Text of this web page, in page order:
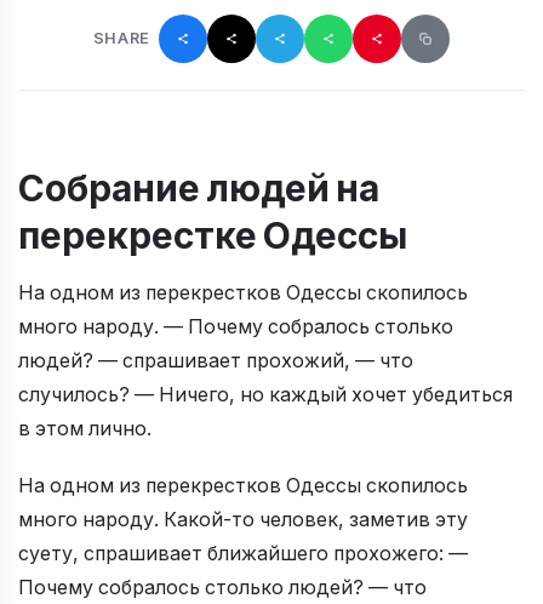
SHARE
Собрание людей на
перекрестке Одессы
На одном из перекрестков Одессы скопилось
много народу. — Почему собралось столько
людей? — спрашивает прохожий, — что
случилось? — Ничего, но каждый хочет убедиться
в этом лично.
На одном из перекрестков Одессы скопилось
много народу. Какой-то человек, заметив эту
суету, спрашивает ближайшего прохожего: —
Почему собралось столько людей? — что